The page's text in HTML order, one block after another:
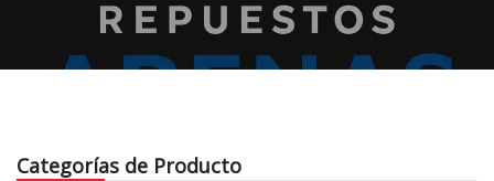
Categorías de Producto